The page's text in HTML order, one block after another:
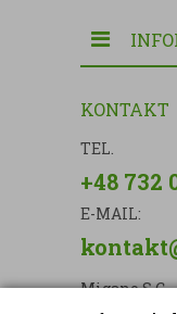
KONTAKT
TEL.
+48 732
E-MAIL:
Migano S.C.